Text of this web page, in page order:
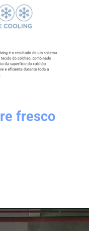
fresco